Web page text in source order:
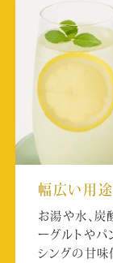
幅広い用途
お湯や水、炭
ーグルトやパ
シングの甘味